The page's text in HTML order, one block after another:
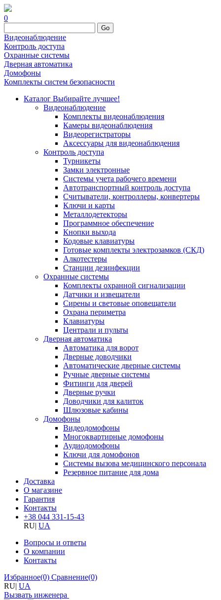
0
Go
Видеонаблюдение
Контроль доступа
Охранные системы
Дверная автоматика
Домофоны
Комплекты систем безопасности
Каталог Выбирайте лучшее!
Видеонаблюдение
Комплекты видеонаблюдения
Камеры видеонаблюдения
Видеорегистраторы
Аксессуары для видеонаблюдения
Контроль доступа
Турникеты
Замки электронные
Системы учета рабочего времени
Автотранспортный контроль доступа
Считыватели, контроллеры, конвертеры
Ключи и карты
Металлодетекторы
Программное обеспечение
Кнопки выхода
Кодовые клавиатуры
Готовые комплекты электрозамков (СКД)
Алкотестеры
Станции дезинфекции
Охранные системы
Комплекты охранной сигнализации
Датчики и извещатели
Сирены и световые оповещатели
Охрана периметра
Клавиатуры
Централи и пульты
Дверная автоматика
Автоматика для ворот
Дверные доводчики
Автоматические дверные системы
Ручные дверные системы
Фитинги для дверей
Дверные ручки
Доводчики для калиток
Шлюзовые кабины
Домофоны
Видеодомофоны
Многоквартирные домофоны
Аудиодомофоны
Ключи для домофонов
Системы вызова медицинского персонала
Резервное питание для дома
Доставка
О магазине
Гарантия
Контакты
+38 044 331-15-43
RU| UA
Вопросы и ответы
О компании
Контакты
Избранное(0) Сравнение(0)
RU| UA
Вызвать инженера